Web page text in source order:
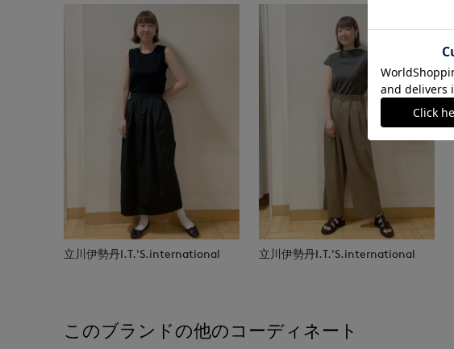
立川伊勢丹I.T.'S.international 立川伊勢丹I.T.'S.international
このブランドの他のコーディネート